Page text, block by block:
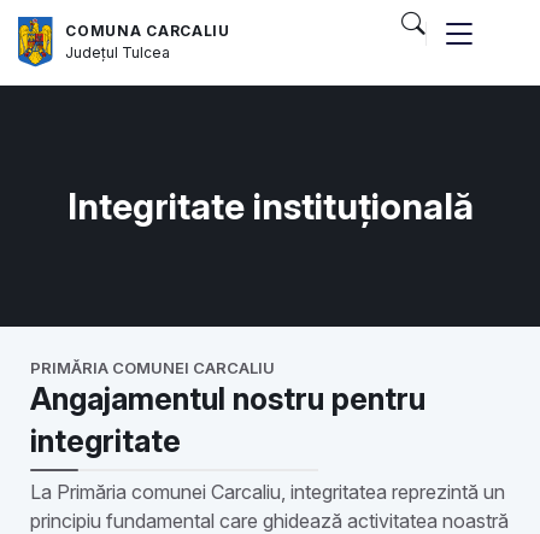
COMUNA CARCALIU
Județul Tulcea
Integritate instituțională
PRIMĂRIA COMUNEI CARCALIU
Angajamentul nostru pentru
integritate
La Primăria comunei Carcaliu, integritatea reprezintă un
principiu fundamental care ghidează activitatea noastră